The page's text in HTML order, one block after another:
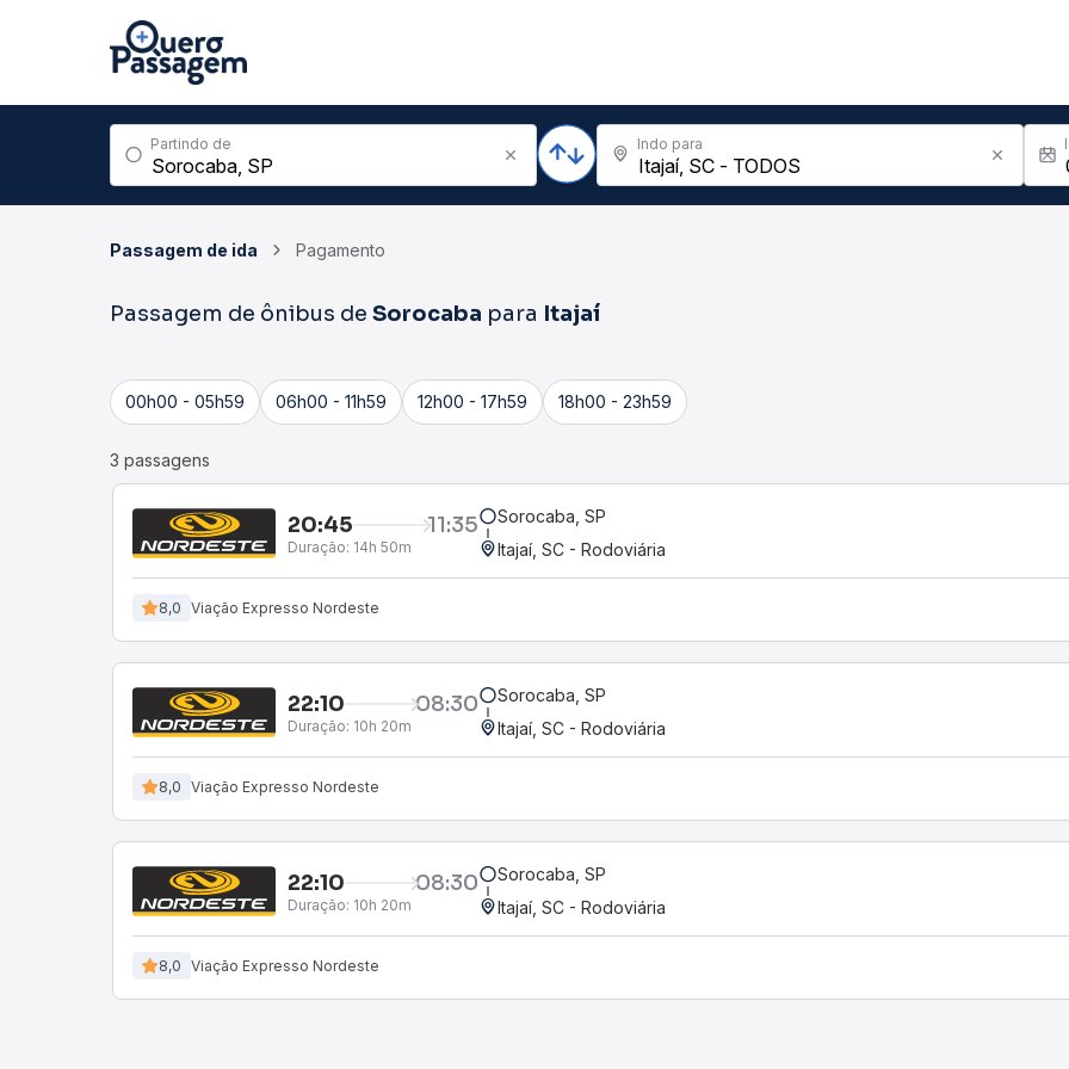
Partindo de Indo para
Passagem de ida Pagamento
Passagem de ônibus de Sorocaba para Itajaí
00h00 - 05h59 06h00 - 11h59 12h00 - 17h59 18h00 - 23h59
3 passagens
20:45 11:35
Duração: 14h 50m
Sorocaba, SP
Itajaí, SC - Rodoviária
8,0 Viação Expresso Nordeste
22:10 08:30
Duração: 10h 20m
Sorocaba, SP
Itajaí, SC - Rodoviária
8,0 Viação Expresso Nordeste
22:10 08:30
Duração: 10h 20m
Sorocaba, SP
Itajaí, SC - Rodoviária
8,0 Viação Expresso Nordeste